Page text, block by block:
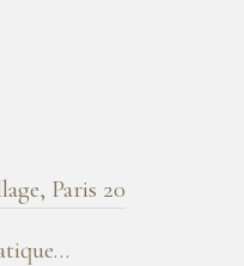
Paris 20